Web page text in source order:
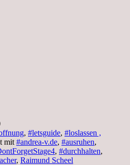
, #letsguide, #loslassen ,
mit #andrea-v.de, #ausruhen,
, #durchhalten,
, Raimund Scheel